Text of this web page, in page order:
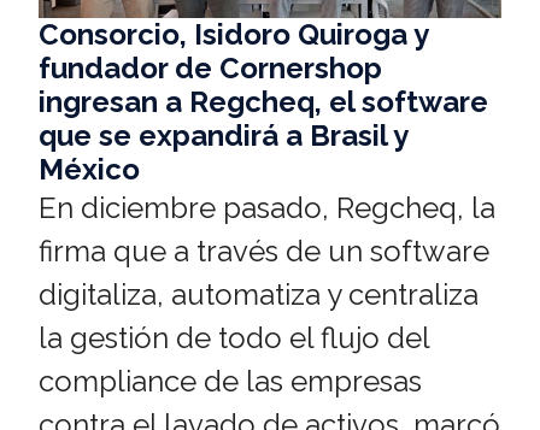
Consorcio, Isidoro Quiroga y
fundador de Cornershop
ingresan a Regcheq, el software
que se expandirá a Brasil y
México
En diciembre pasado, Regcheq, la
firma que a través de un software
digitaliza, automatiza y centraliza
la gestión de todo el flujo del
compliance de las empresas